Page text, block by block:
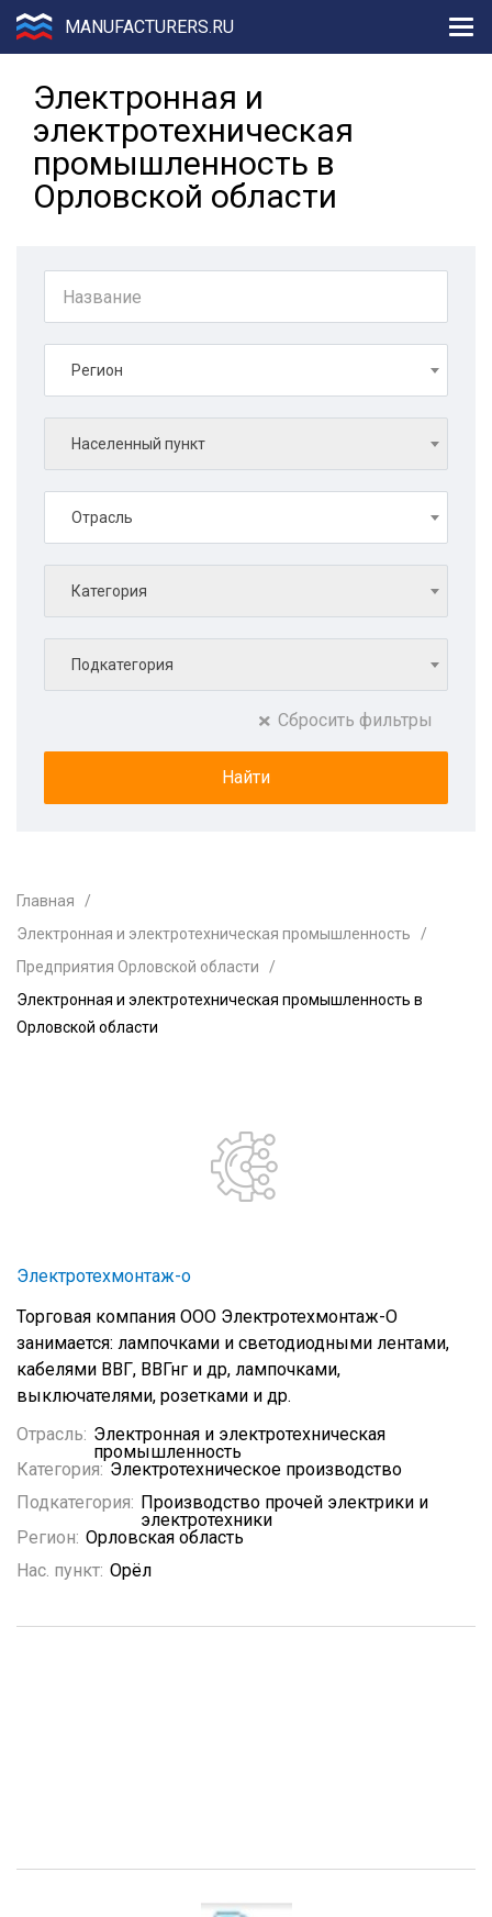
MANUFACTURERS.RU
Электронная и
электротехническая
промышленность в
Орловской области
Регион
Населенный пункт
Отрасль
Категория
Подкатегория
Сбросить фильтры
Главная
Электронная и электротехническая промышленность
Предприятия Орловской области
Электронная и электротехническая промышленность в
Орловской области
Электротехмонтаж-о
Торговая компания ООО Электротехмонтаж-О
занимается: лампочками и светодиодными лентами,
кабелями ВВГ, ВВГнг и др, лампочками,
выключателями, розетками и др.
Отрасль: Электронная и электротехническая
промышленность
Категория: Электротехническое производство
Подкатегория: Производство прочей электрики и
электротехники
Регион: Орловская область
Нас. пункт: Орёл